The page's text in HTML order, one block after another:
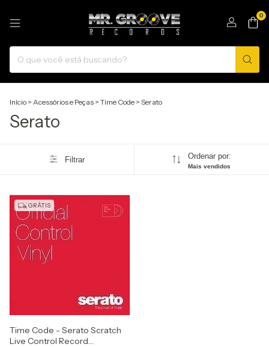
0
Início > Acessórios e Peças > Time Code > Serato
Serato
Filtrar Ordenar por:
Mais vendidos
GRÁTIS
Time Code - Serato Scratch
Live Control Record